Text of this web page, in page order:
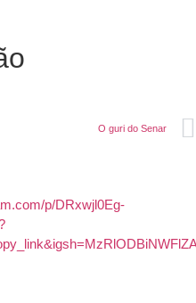
O guri do Senar